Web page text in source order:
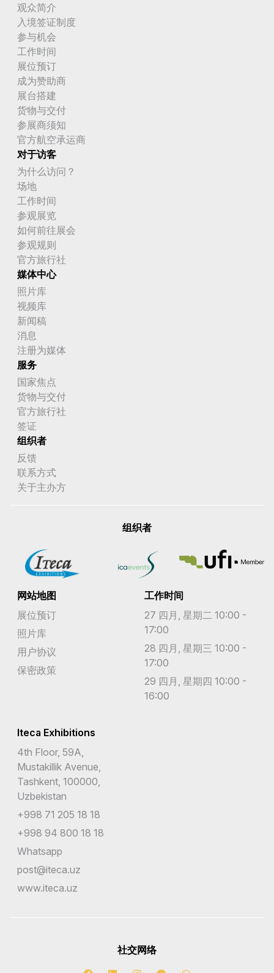
观众简介
入境签证制度
参与机会
工作时间
展位预订
成为赞助商
展台搭建
货物与交付
参展商须知
官方航空承运商
对于访客
为什么访问？
场地
工作时间
参观展览
如何前往展会
参观规则
官方旅行社
媒体中心
照片库
视频库
新闻稿
消息
注册为媒体
服务
国家焦点
货物与交付
官方旅行社
签证
组织者
反馈
联系方式
关于主办方
组织者
网站地图
展位预订
照片库
用户协议
保密政策
工作时间
27 四月, 星期二 10:00 -
17:00
28 四月, 星期三 10:00 -
17:00
29 四月, 星期四 10:00 -
16:00
Iteca Exhibitions
4th Floor, 59A,
Mustakillik Avenue,
Tashkent, 100000,
Uzbekistan
+998 71 205 18 18
+998 94 800 18 18
Whatsapp
post@iteca.uz
www.iteca.uz
社交网络